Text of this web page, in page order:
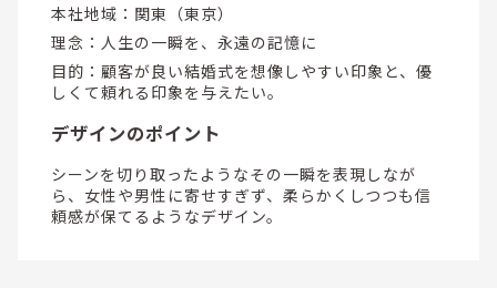
本社地域：関東（東京）
理念：人生の一瞬を、永遠の記憶に
目的：顧客が良い結婚式を想像しやすい印象と、優
しくて頼れる印象を与えたい。
デザインのポイント
シーンを切り取ったようなその一瞬を表現しなが
ら、女性や男性に寄せすぎず、柔らかくしつつも信
頼感が保てるようなデザイン。